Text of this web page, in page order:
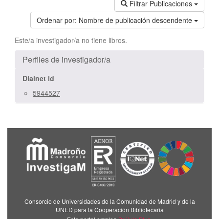
Filtrar Publicaciones
Ordenar por: Nombre de publicación descendente
Este/a investigador/a no tiene libros.
Perfiles de investigador/a
Dialnet id
5944527
Consorcio de Universidades de la Comunidad de Madrid y de la
UNED para la Cooperación Bibliotecaria